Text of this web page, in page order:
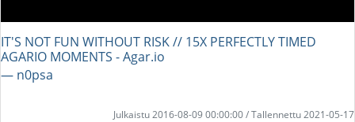
IT'S NOT FUN WITHOUT RISK // 15X PERFECTLY TIMED
AGARIO MOMENTS - Agar.io
― n0psa
Julkaistu 2016-08-09 00:00:00 / Tallennettu 2021-05-17